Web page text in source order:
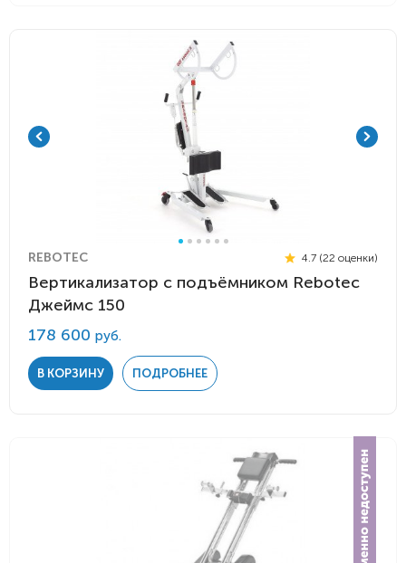
REBOTEC 4.7 (22 оценки)
Вертикализатор с подъёмником Rebotec
Джеймс 150
178 600 руб.
В КОРЗИНУ ПОДРОБНЕЕ